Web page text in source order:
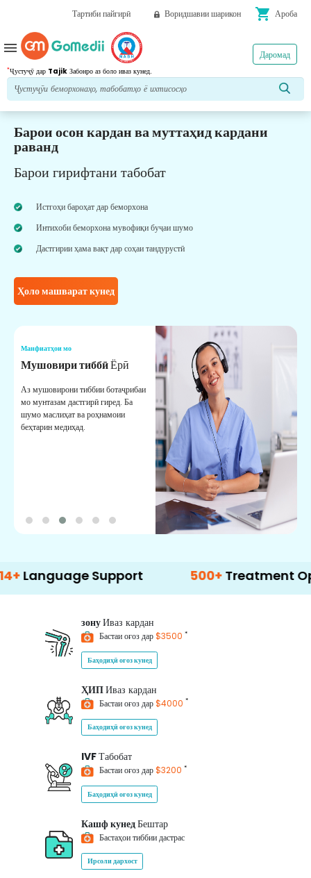
Тартиби пайгирӣ Воридшавии шарикон shopping_cart Ароба
*Ҷустуҷӯ дар Tajik Забонро аз боло иваз кунед.
Даромад
menu
Барои осон кардан ва муттаҳид кардани
раванд
Барои гирифтани табобат
Истгоҳи бароҳат дар беморхона
Интихоби беморхона мувофиқи буҷаи шумо
Дастгирии ҳама вақт дар соҳаи тандурустӣ
Ҳоло машварат кунед
Манфиатҳои мо
Мушовири тиббӣЁрӣ
Аз мушовирони тиббии ботаҷрибаи
мо мунтазам дастгирӣ гиред. Ба
шумо маслиҳат ва роҳнамоии
беҳтарин медиҳад.
Support 500+ Treatment Options
зонуИваз кардан
Бастаи оғоз дар$3500 *
Баҳодиҳӣ оғоз кунед
ҲИПИваз кардан
Бастаи оғоз дар$4000 *
Баҳодиҳӣ оғоз кунед
IVFТабобат
Бастаи оғоз дар$3200 *
Баҳодиҳӣ оғоз кунед
Кашф кунедБештар
Бастаҳои тиббии дастрас
Ирсоли дархост